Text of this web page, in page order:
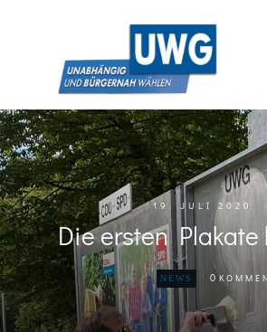
19. JULI 2020
Die ersten Plakate
NEWS 0